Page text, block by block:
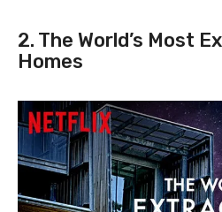
2. The World’s Most
Homes